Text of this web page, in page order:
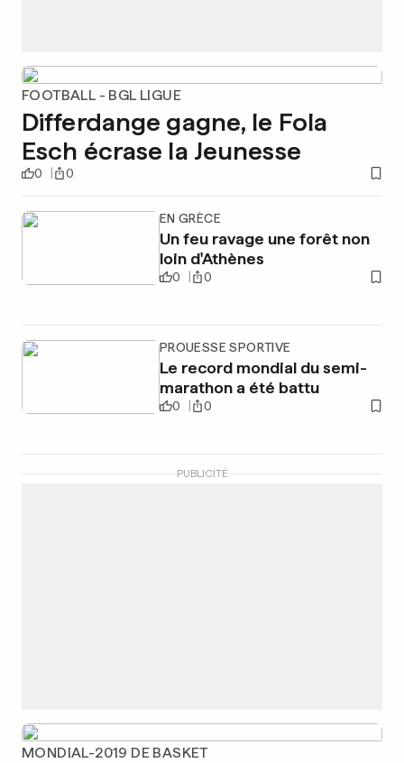
FOOTBALL - BGL LIGUE
Differdange gagne, le Fola
Esch écrase la Jeunesse
0 0
EN GRÈCE
Un feu ravage une forêt non
loin d'Athènes
0 0
PROUESSE SPORTIVE
Le record mondial du semi-
marathon a été battu
0 0
PUBLICITÉ
MONDIAL-2019 DE BASKET